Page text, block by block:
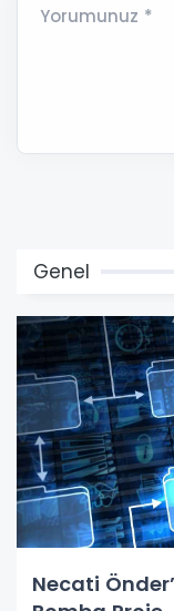
Yorumunuz *
Genel
Necati